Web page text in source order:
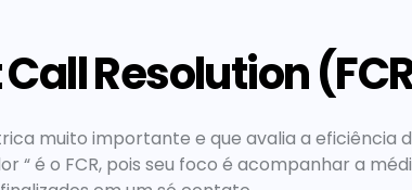
Resolution
muito importante e que avalia a eficiência
“ é o FCR, pois seu foco é acompanhar a